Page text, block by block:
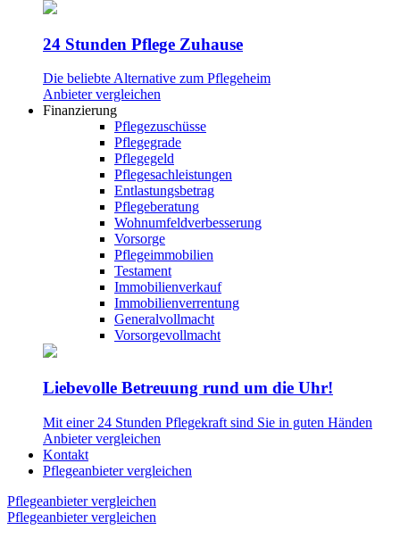
24 Stunden Pflege Zuhause
Die beliebte Alternative zum Pflegeheim
Anbieter vergleichen
Finanzierung
Pflegezuschüsse
Pflegegrade
Pflegegeld
Pflegesachleistungen
Entlastungsbetrag
Pflegeberatung
Wohnumfeldverbesserung
Vorsorge
Pflegeimmobilien
Testament
Immobilienverkauf
Immobilienverrentung
Generalvollmacht
Vorsorgevollmacht
Liebevolle Betreuung rund um die Uhr!
Mit einer 24 Stunden Pflegekraft sind Sie in guten Händen
Anbieter vergleichen
Kontakt
Pflegeanbieter vergleichen
Pflegeanbieter vergleichen
Pflegeanbieter vergleichen